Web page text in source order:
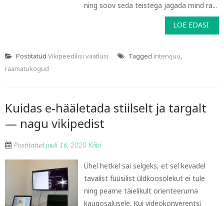
ning soov seda teistega jagada mind ra...
LOE EDASI
Postitatud Vikipeedilisi vaatlusi Tagged intervjuu,
raamatukogud
Kuidas e-hääletada stiilselt ja targalt
— nagu vikipedist
Postitatud juuli 16, 2020 Käbi
Ühel hetkel sai selgeks, et sel kevadel
tavalist füüsilist üldkoosolekut ei tule
ning peame täielikult orienteeruma
kaugosalusele. Kui videokonverentsi